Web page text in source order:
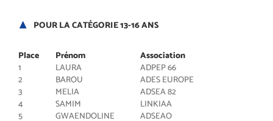
POUR LA CATÉGORIE 13-16 ANS
Place Prénom
Association
1
LAURA
ADPEP 66
2
BAROU
ADES EUROPE
3
MELIA
ADSEA 82
4
SAMIM
LINKIAA
5
GWAENDOLINE
ADSEAO